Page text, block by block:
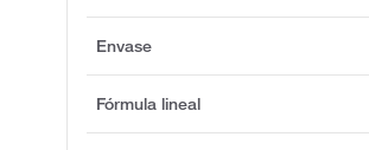
Envase
Fórmula lineal